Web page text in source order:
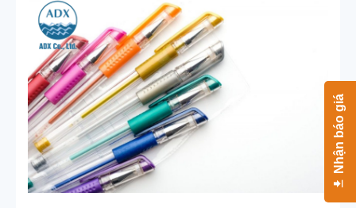
Nhận báo giá